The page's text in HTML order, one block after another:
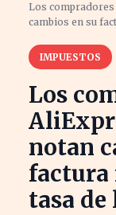
Los compradores
cambios en su
IMPUESTOS
Los
notan
factura
tasa de